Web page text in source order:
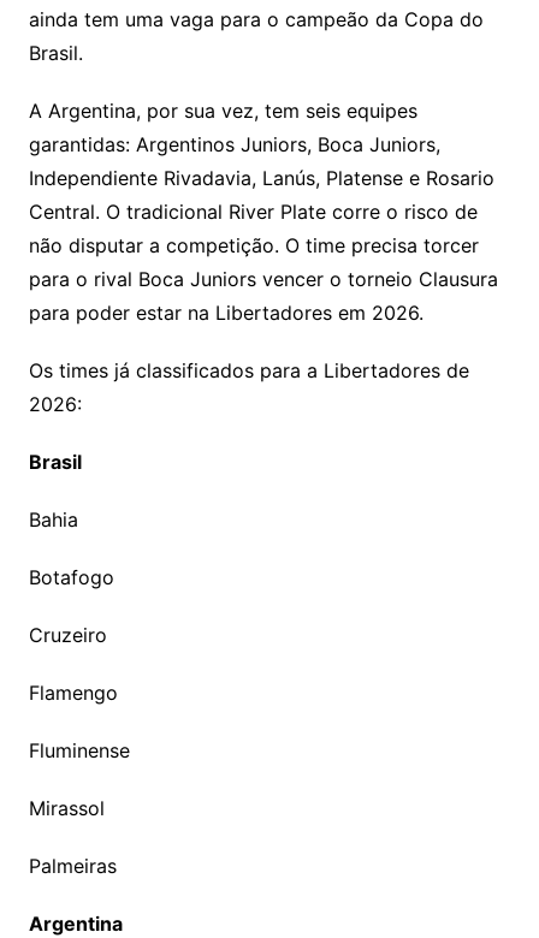
ainda tem uma vaga para o campeão da Copa do
Brasil.
A Argentina, por sua vez, tem seis equipes
garantidas: Argentinos Juniors, Boca Juniors,
Independiente Rivadavia, Lanús, Platense e Rosario
Central. O tradicional River Plate corre o risco de
não disputar a competição. O time precisa torcer
para o rival Boca Juniors vencer o torneio Clausura
para poder estar na Libertadores em 2026.
Os times já classificados para a Libertadores de
2026:
Brasil
Bahia
Botafogo
Cruzeiro
Flamengo
Fluminense
Mirassol
Palmeiras
Argentina